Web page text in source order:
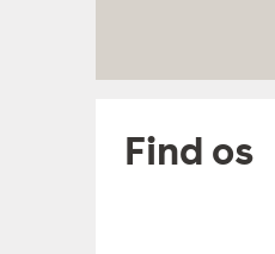
Find os